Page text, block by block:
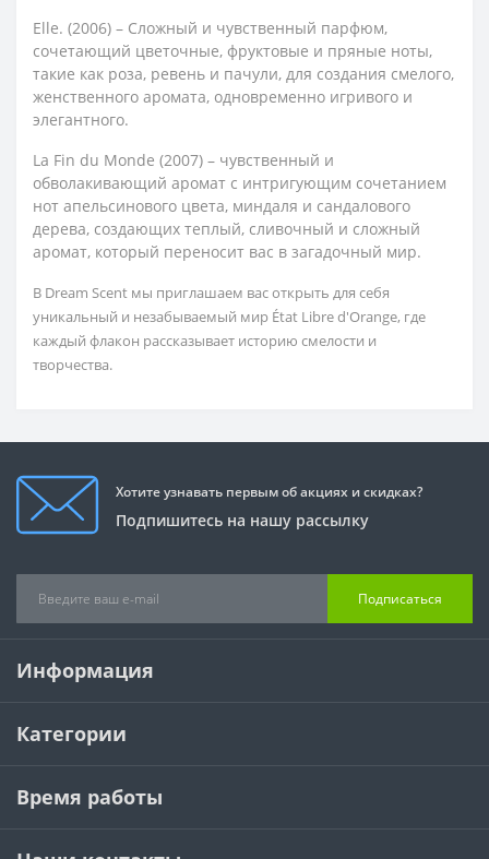
Elle. (2006) – Сложный и чувственный парфюм,
сочетающий цветочные, фруктовые и пряные ноты,
такие как роза, ревень и пачули, для создания смелого,
женственного аромата, одновременно игривого и
элегантного.
La Fin du Monde (2007) – чувственный и
обволакивающий аромат с интригующим сочетанием
нот апельсинового цвета, миндаля и сандалового
дерева, создающих теплый, сливочный и сложный
аромат, который переносит вас в загадочный мир.
В Dream Scent мы приглашаем вас открыть для себя
уникальный и незабываемый мир État Libre d'Orange, где
каждый флакон рассказывает историю смелости и
творчества.
Хотите узнавать первым об акциях и скидках?
Подпишитесь на нашу рассылку
Подписаться
Информация
Категории
Время работы